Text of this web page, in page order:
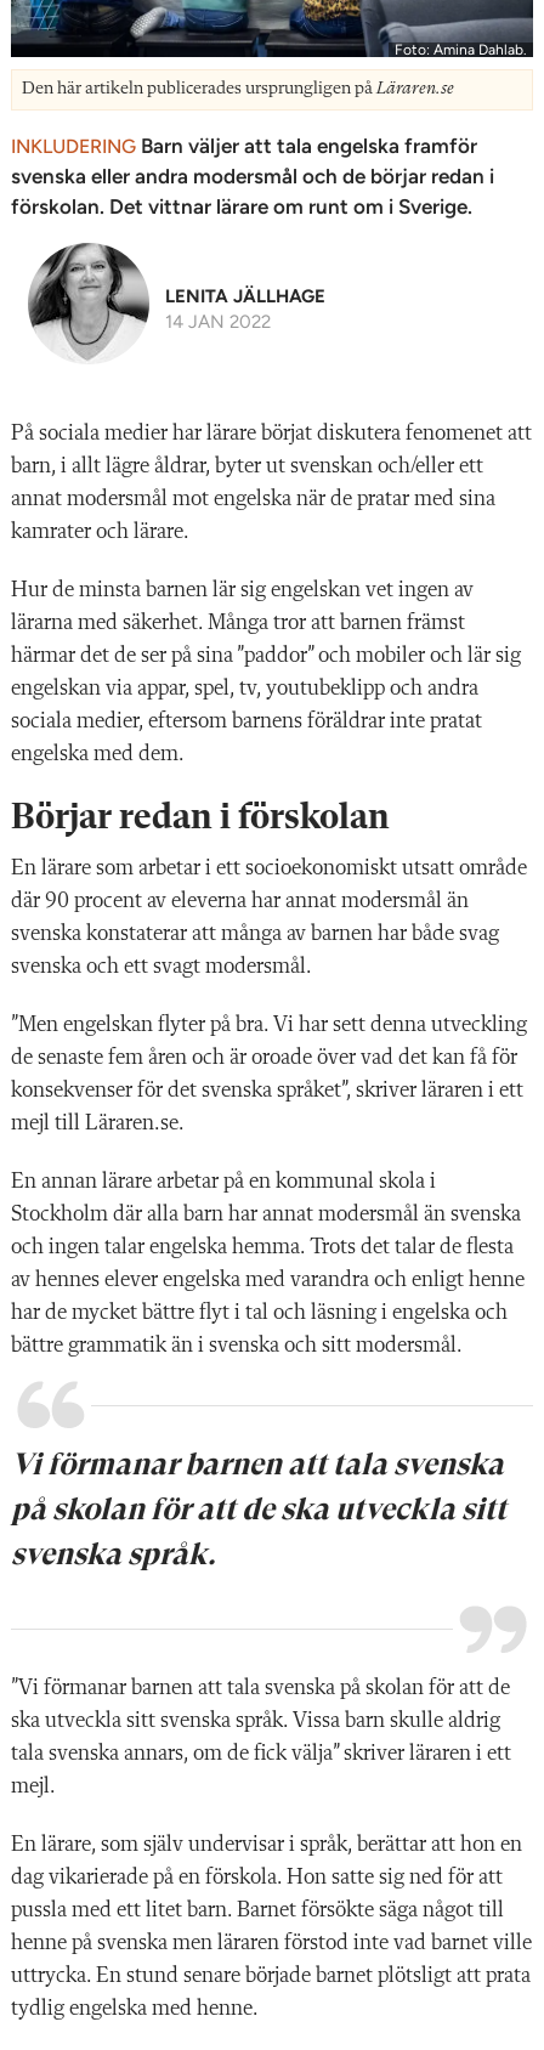
Foto: Amina Dahlab.
Den här artikeln publicerades ursprungligen påLäraren.se
INKLUDERING Barn väljer att tala engelska framför
svenska eller andra modersmål och de börjar redan i
förskolan. Det vittnar lärare om runt om i Sverige.
LENITA JÄLLHAGE
14 JAN 2022
På sociala medier har lärare börjat diskutera fenomenet att
barn, i allt lägre åldrar, byter ut svenskan och/eller ett
annat modersmål mot engelska när de pratar med sina
kamrater och lärare.
Hur de minsta barnen lär sig engelskan vet ingen av
lärarna med säkerhet. Många tror att barnen främst
härmar det de ser på sina ”paddor” och mobiler och lär sig
engelskan via appar, spel, tv, youtubeklipp och andra
sociala medier, eftersom barnens föräldrar inte pratat
engelska med dem.
Börjar redan i förskolan
En lärare som arbetar i ett socioekonomiskt utsatt område
där 90 procent av eleverna har annat modersmål än
svenska konstaterar att många av barnen har både svag
svenska och ett svagt modersmål.
”Men engelskan flyter på bra. Vi har sett denna utveckling
de senaste fem åren och är oroade över vad det kan få för
konsekvenser för det svenska språket”, skriver läraren i ett
mejl till Läraren.se.
En annan lärare arbetar på en kommunal skola i
Stockholm där alla barn har annat modersmål än svenska
och ingen talar engelska hemma. Trots det talar de flesta
av hennes elever engelska med varandra och enligt henne
har de mycket bättre flyt i tal och läsning i engelska och
bättre grammatik än i svenska och sitt modersmål.
Vi förmanar barnen att tala svenska
på skolan för att de ska utveckla sitt
svenska språk.
”Vi förmanar barnen att tala svenska på skolan för att de
ska utveckla sitt svenska språk. Vissa barn skulle aldrig
tala svenska annars, om de fick välja” skriver läraren i ett
mejl.
En lärare, som själv undervisar i språk, berättar att hon en
dag vikarierade på en förskola. Hon satte sig ned för att
pussla med ett litet barn. Barnet försökte säga något till
henne på svenska men läraren förstod inte vad barnet ville
uttrycka. En stund senare började barnet plötsligt att prata
tydlig engelska med henne.